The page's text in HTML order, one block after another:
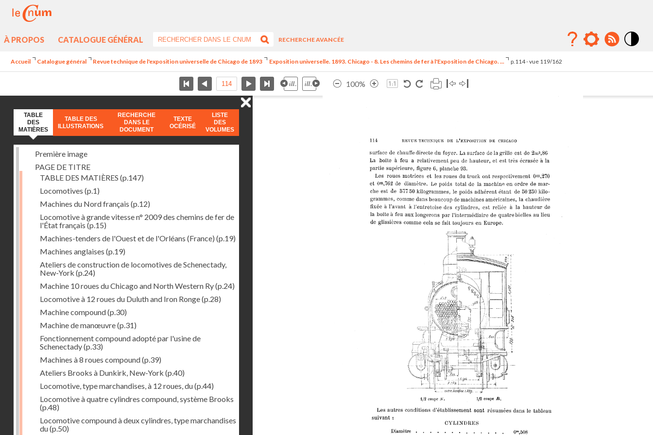
À PROPOS CATALOGUE GÉNÉRAL
RECHERCHE AVANCÉE
Accueil Catalogue général Revue technique de l'exposition universelle de Chicago de 1893 Exposition universelle. 1893. Chicago - 8. Les chemins de fer à l'Exposition de Chicago. ... p.114 - vue 119/162
100%
TABLE
DES
MATIÈRES
TABLE DES
ILLUSTRATIONS
RECHERCHE
DANS LE
DOCUMENT
TEXTE
OCÉRISÉ
LISTE
DES
VOLUMES
Première image
PAGE DE TITRE
TABLE DES MATIÈRES (p.147)
Locomotives (p.1)
Machines du Nord français (p.12)
Locomotive à grande vitesse n° 2009 des chemins de fer de
l'État français (p.15)
Machines-tenders de l'Ouest et de l'Orléans (France) (p.19)
Machines anglaises (p.19)
Ateliers de construction de locomotives de Schenectady,
New-York (p.24)
Machine 10 roues du Chicago and North Western Ry(p.24)
Locomotive à 12 roues du Duluth and Iron Ronge(p.28)
Machine compound(p.30)
Machine de manœuvre(p.31)
Fonctionnement compound adopté par l'usine de
Schenectady(p.33)
Machines à 8 roues compound(p.39)
Ateliers Brooks à Dunkirk, New-York (p.40)
Locomotive, type marchandises, à 12 roues, du(p.44)
Locomotive à quatre cylindres compound, système Brooks
(p.48)
Locomotive compound à deux cylindres, type marchandises
du(p.50)